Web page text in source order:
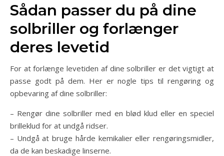
Sådan passer du på dine
solbriller og forlænger
deres levetid
For at forlænge levetiden af dine solbriller er det vigtigt at
passe godt på dem. Her er nogle tips til rengøring og
opbevaring af dine solbriller:
– Rengør dine solbriller med en blød klud eller en speciel
brilleklud for at undgå ridser.
– Undgå at bruge hårde kemikalier eller rengøringsmidler,
da de kan beskadige linserne.